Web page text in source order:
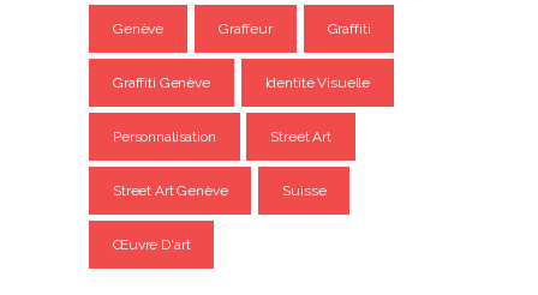
Genève Graffeur Graffiti
Graffiti Genève Identité Visuelle
Personnalisation Street Art
Street Art Genève Suisse
Œuvre D'art